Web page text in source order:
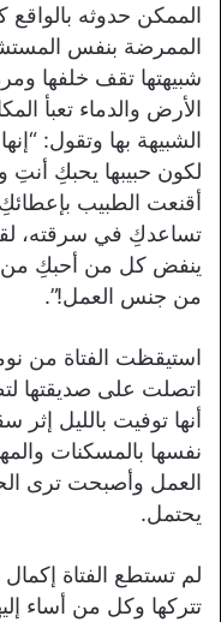
الممكن حدوثه بالواقع
الممرضة بنفس
شبيهتها تقف خلفها
الأرض والدماء تعبأ
الشبيهة بها وتقول:
لكون حبيبها يحبكِ
أقنعت الطبيب
تساعدكِ في سرقته،
ينفض كل من أحبكِ من
من جنس العمل!”.
استيقظت الفتاة من
اتصلت على صديقتها
أنها توفيت بالليل إثر
نفسها بالمسكنات
العمل وأصبحت ترى
يحتمل.
لم تستطع الفتاة
تتركها وكل من أساء